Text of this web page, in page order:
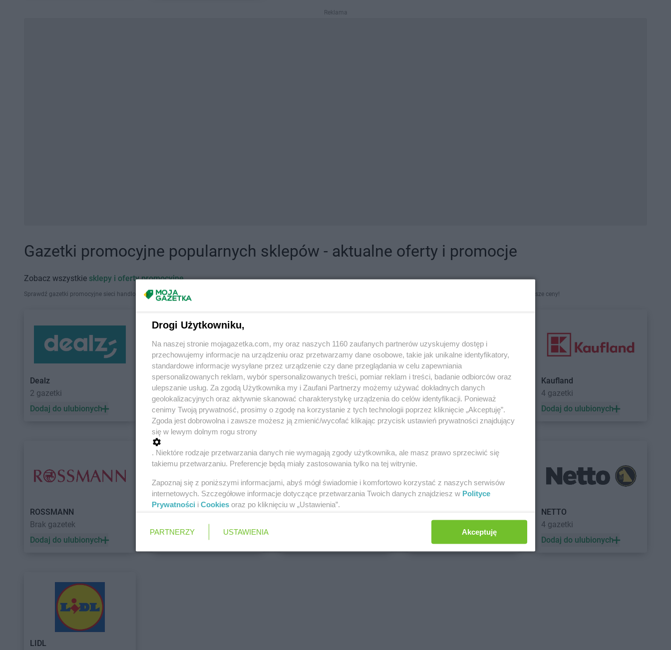
Reklama
Gazetki promocyjne popularnych sklepów - aktualne oferty i promocje
Zobacz wszystkie sklepy i oferty promocyjne
Sprawdź gazetki promocyjne sieci handlowych, które działają w Polsce. Znajdziesz tutaj sklepy należące do lokalnych sieci oraz duże, znane super- i hipermarkety. Najlepsze promocje i najniższe ceny!
Dealz
2 gazetki
Dodaj do ulubionych
POLOmarket
10 gazetek
Dodaj do ulubionych
PEPCO
Brak gazetek
Dodaj do ulubionych
dino
1 gazetka
Dodaj do ulubionych
Kaufland
4 gazetki
Dodaj do ulubionych
ROSSMANN
Brak gazetek
Dodaj do ulubionych
Auchan
Dodaj do ulubionych
9 gazetek
NETTO
4 gazetki
Dodaj do ulubionych
LIDL
Drogi Użytkowniku,
Na naszej stronie mojagazetka.com, my oraz naszych 1160 zaufanych partnerów uzyskujemy dostęp i
przechowujemy informacje na urządzeniu oraz przetwarzamy dane osobowe, takie jak unikalne identyfikatory,
standardowe informacje wysyłane przez urządzenie czy dane przeglądania w celu zapewniania
spersonalizowanych reklam, wybór spersonalizowanych treści, pomiar reklam i treści, badanie odbiorców oraz
ulepszanie usług. Za zgodą Użytkownika my i Zaufani Partnerzy możemy używać dokładnych danych
geolokalizacyjnych oraz aktywnie skanować charakterystykę urządzenia do celów identyfikacji. Ponieważ
cenimy Twoją prywatność, prosimy o zgodę na korzystanie z tych technologii poprzez kliknięcie „Akceptuję”.
Zgoda jest dobrowolna i zawsze możesz ją zmienić/wycofać klikając przycisk ustawień prywatności znajdujący
się w lewym dolnym rogu strony
. Niektóre rodzaje przetwarzania danych nie wymagają zgody użytkownika, ale masz prawo sprzeciwić się
takiemu przetwarzaniu. Preferencje będą miały zastosowania tylko na tej witrynie.
Zapoznaj się z poniższymi informacjami, abyś mógł świadomie i komfortowo korzystać z naszych serwisów
internetowych. Szczegółowe informacje dotyczące przetwarzania Twoich danych znajdziesz w Polityce
Prywatności i Cookies oraz po kliknięciu w „Ustawienia”.
PARTNERZY USTAWIENIA Akceptuję